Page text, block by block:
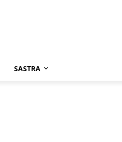
SASTRA